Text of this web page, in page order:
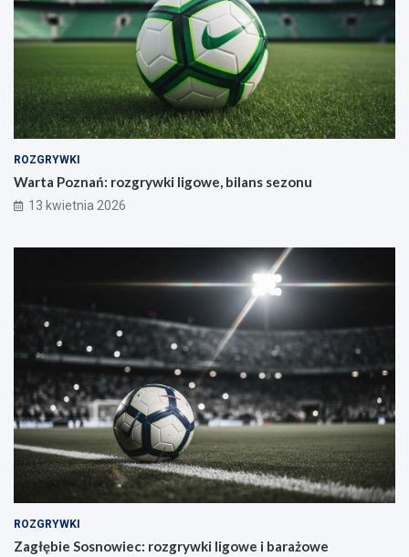
ROZGRYWKI
Warta Poznań: rozgrywki ligowe, bilans sezonu
13 kwietnia 2026
ROZGRYWKI
Zagłębie Sosnowiec: rozgrywki ligowe i barażowe